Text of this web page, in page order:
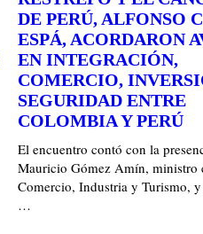
DE PERÚ, ALFONSO
ESPÁ, ACORDARON
EN INTEGRACIÓN,
COMERCIO,
SEGURIDAD ENTRE
COLOMBIA Y PERÚ
El encuentro contó con la
Mauricio Gómez Amín, ministro
Comercio, Industria y Turismo,
…